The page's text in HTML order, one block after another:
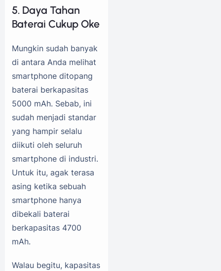
5. Daya Tahan
Baterai Cukup Oke
Mungkin sudah banyak
di antara Anda melihat
smartphone ditopang
baterai berkapasitas
5000 mAh. Sebab, ini
sudah menjadi standar
yang hampir selalu
diikuti oleh seluruh
smartphone di industri.
Untuk itu, agak terasa
asing ketika sebuah
smartphone hanya
dibekali baterai
berkapasitas 4700
mAh.
Walau begitu, kapasitas